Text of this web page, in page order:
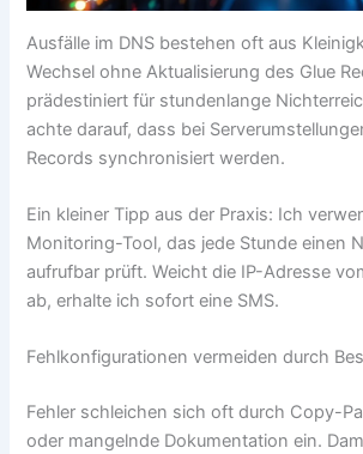
Ausfälle im DNS bestehen oft aus
Wechsel ohne Aktualisierung des Glue
prädestiniert für stundenlange
achte darauf, dass bei
Records synchronisiert werden.
Ein kleiner Tipp aus der Praxis: Ich
Monitoring-Tool, das jede Stunde einen
aufrufbar prüft. Weicht die IP-Adresse
ab, erhalte ich sofort eine SMS.
Fehlkonfigurationen vermeiden durch
Fehler schleichen sich oft durch Copy-
oder mangelnde Dokumentation ein.